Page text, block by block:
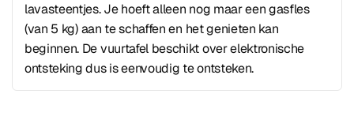
lavasteentjes. Je hoeft alleen nog maar een gasfles
(van 5 kg) aan te schaffen en het genieten kan
beginnen. De vuurtafel beschikt over elektronische
ontsteking dus is eenvoudig te ontsteken.